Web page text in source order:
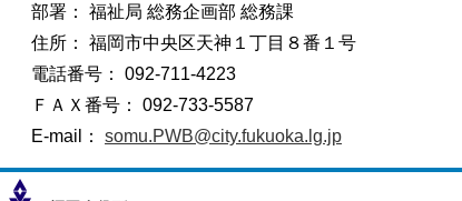
部署： 福祉局 総務企画部 総務課
住所： 福岡市中央区天神１丁目８番１号
電話番号： 092-711-4223
ＦＡＸ番号： 092-733-5587
E-mail： somu.PWB@city.fukuoka.lg.jp